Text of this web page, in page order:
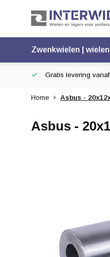
Zwenkwielen | wielen
Gratis levering
Home Asbus -
Asbus -